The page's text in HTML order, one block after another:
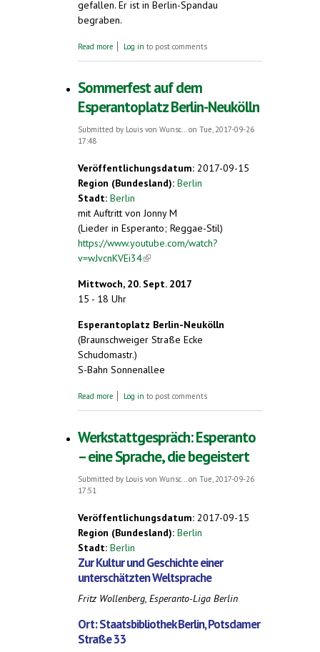
gefallen. Er ist in Berlin-Spandau
begraben.
Read more about Esperanto-Roman in deutscher
Log in to post comments
Sommerfest auf dem
Esperantoplatz Berlin-Neukölln
Submitted by Louis von Wunsc...on Tue, 2017-09-26
17:48
Veröffentlichungsdatum: 2017-09-15
Region (Bundesland): Berlin
Stadt: Berlin
mit Auftritt von Jonny M
(Lieder in Esperanto; Reggae-Stil)
https://www.youtube.com/watch?
v=wJvcnKVEi34(link is external)
Mittwoch, 20. Sept. 2017
15 - 18 Uhr
Esperantoplatz Berlin-Neukölln
(Braunschweiger Straße Ecke
Schudomastr.)
S-Bahn Sonnenallee
Read more about Sommerfest auf dem Esperantoplatz
Log in to post comments
Werkstattgespräch: Esperanto
– eine Sprache, die begeistert
Submitted by Louis von Wunsc...on Tue, 2017-09-26
17:51
Veröffentlichungsdatum: 2017-09-15
Region (Bundesland): Berlin
Stadt: Berlin
Zur Kultur und Geschichte einer
unterschätzten Weltsprache
Fritz Wollenberg, Esperanto-Liga Berlin
Ort: Staatsbibliothek Berlin, Potsdamer
Straße 33